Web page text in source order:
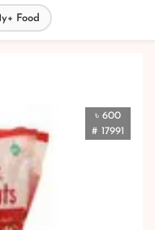
Food
৳ 600
# 17991